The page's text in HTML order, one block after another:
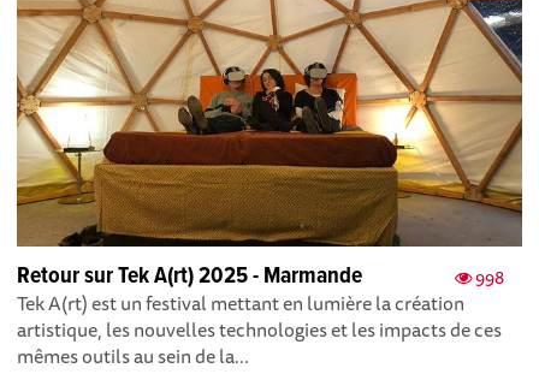
998
Retour sur Tek A(rt) 2025 - Marmande
Tek A(rt) est un festival mettant en lumière la création
artistique, les nouvelles technologies et les impacts de ces
mêmes outils au sein de la...